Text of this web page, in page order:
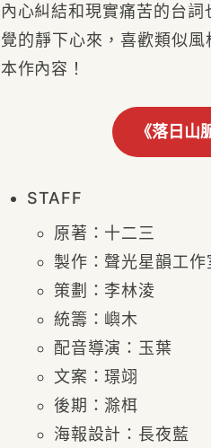
內心糾結和現實痛苦的台
覺的靜下心來，喜歡類似
本作內容！
《落日山
STAFF
原著：十二三
製作：聲光星韻工作
策劃：李林淩
統籌：嶼木
配音導演：玉葉
文案：璟翊
後期：滁栮
海報設計：長夜藍